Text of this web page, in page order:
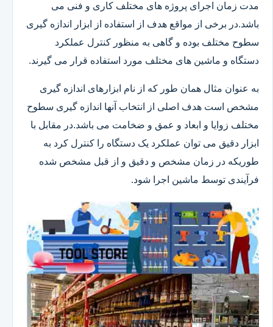
مدت زمان اجرای پروژه های مختلف کاری و فنی می
باشد.در برخی از مواقع هدف از استفاده از ابزار اندازه گیری
سطوح مختلف بوده و گاهی به منظور کنترل عملکرد
دستگاه و ماشین های مختلف مورد استفاده قرار می گیرند.
به عنوان مثال همان طور که از نام ابزارهای اندازه گیری
مشخص است هدف اصلی از انتخاب آنها اندازه گیری سطوح
مختلف زوایا و ابعاد و عمق و ضخامت می باشد.در مقابل با
ابزار دقیق می توان عملکرد یک دستگاه را کنترل کرد به
طوریکه در زمان مشخص و دقیق و از قبل مشخص شده
فرآیندی توسط ماشین اجرا شود.